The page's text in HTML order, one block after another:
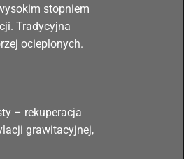
stopniem
Tradycyjna
ocieplonych.
– rekuperacja
grawitacyjnej,